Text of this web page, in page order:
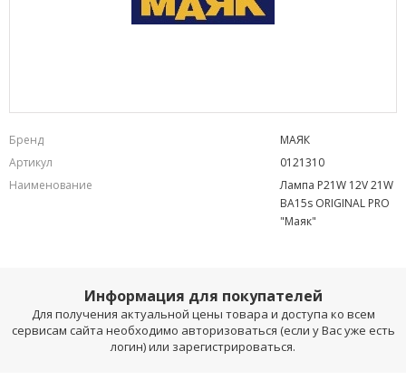
Бренд
МАЯК
Артикул
0121310
Наименование
Лампа P21W 12V 21W
BA15s ORIGINAL PRO
"Маяк"
Информация для покупателей
Для получения актуальной цены товара и доступа ко всем
сервисам сайта необходимо авторизоваться (если у Вас уже есть
логин) или зарегистрироваться.